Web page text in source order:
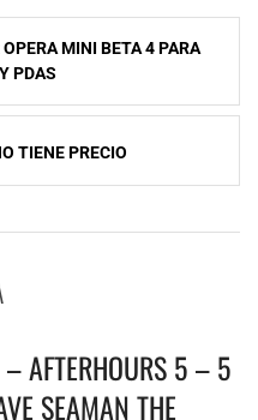
MINI BETA 4 PARA
PDAS
TIENE PRECIO
AFTERHOURS 5 – 5
SEAMAN THE